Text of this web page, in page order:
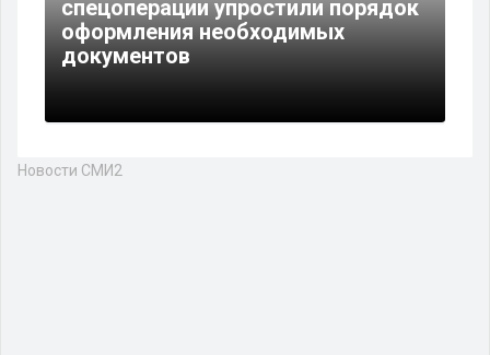
спецоперации упростили порядок
оформления необходимых
документов
Новости СМИ2